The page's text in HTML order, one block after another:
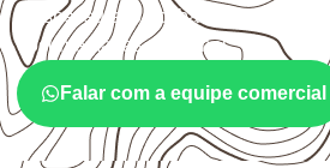
a espessura, o acabamento e as
documentadas do painel.
Falar com a equipe comercial